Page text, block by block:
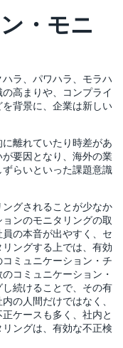
・モニ
ラ、パワハラ、モラハ
高まりや、コンプライ
背景に、企業は新しい
離れていたり時差があ
要因となり、海外の業
らいといった課題意識
グされることが少なか
ンのモニタリングの取
の本音が出やすく、セ
ングする上では、有効
ミュニケーション・チ
コミュニケーション・
続けることで、その有
の人間だけではなく、
ケースも多く、社内と
ングは、有効な不正検